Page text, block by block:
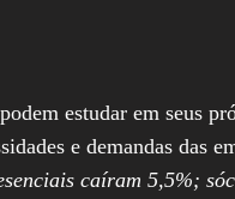
estudar em seus
e demandas das
caíram 5,5%;